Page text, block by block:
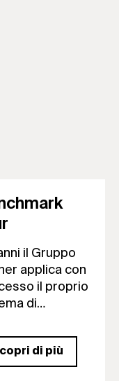
il Gruppo
applica con
il proprio
di…
di più